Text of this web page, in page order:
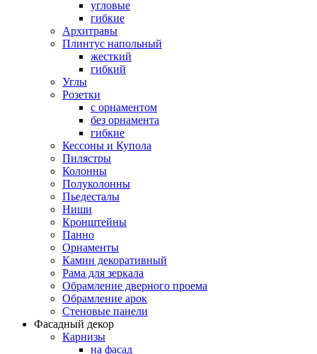
угловые
гибкие
Архитравы
Плинтус напольный
жесткий
гибкий
Углы
Розетки
с орнаментом
без орнамента
гибкие
Кессоны и Купола
Пилястры
Колонны
Полуколонны
Пьедесталы
Ниши
Кронштейны
Панно
Орнаменты
Камин декоративный
Рама для зеркала
Обрамление дверного проема
Обрамление арок
Стеновые панели
Фасадный декор
Карнизы
на фасад